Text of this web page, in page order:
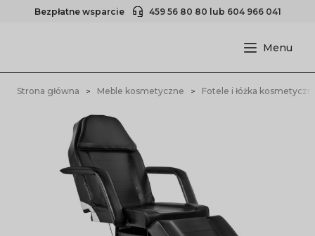
Bezpłatne wsparcie 459 56 80 80 lub 604 966 041
Strona główna Meble kosmetyczne Fotele i łóżka